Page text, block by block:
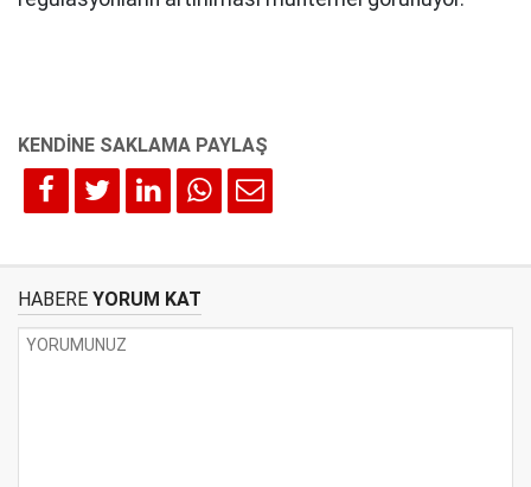
HABERE YORUM KAT